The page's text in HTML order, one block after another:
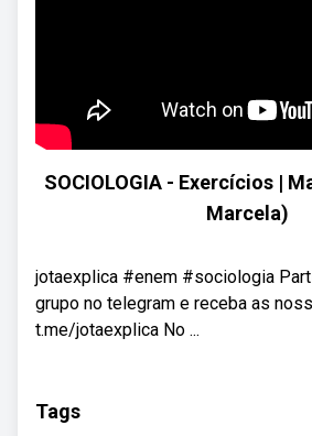
SOCIOLOGIA - Exercícios |
Marcela)
jotaexplica #enem #sociologia
grupo no telegram e receba as
t.me/jotaexplica No ...
Tags